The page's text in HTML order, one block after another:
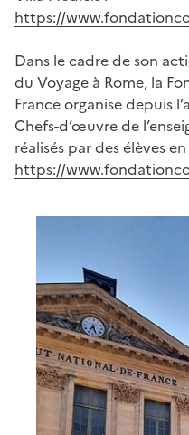
https://
Dans le cadre de son
du Voyage à Rome, la
France organise depuis
Chefs-d’œuvre de
réalisés par des élèves
https://